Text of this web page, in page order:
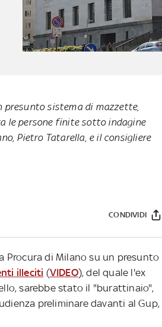
presunto sistema di mazzette,
le persone finite sotto indagine
Pietro Tatarella, e il consigliere
CONDIVIDI
Procura di Milano su un presunto
illeciti (VIDEO), del quale l'ex
sarebbe stato il "burattinaio",
preliminare davanti al Gup,